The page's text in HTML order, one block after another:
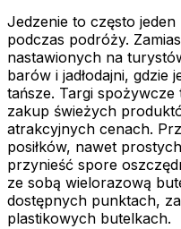
Jedzenie to często
podczas podróży.
nastawionych na
barów i jadłodajni, gdzie
tańsze. Targi
zakup świeżych
atrakcyjnych cenach.
posiłków, nawet
przynieść spore
ze sobą wielorazową
dostępnych punktach,
plastikowych butelkach.